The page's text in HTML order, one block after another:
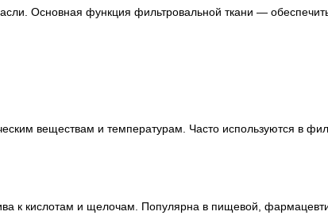
Основная функция фильтровальной ткани —
веществам и температурам. Часто используются в
к кислотам и щелочам. Популярна в пищевой,